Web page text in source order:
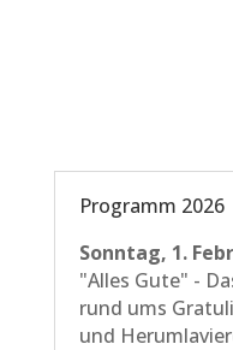
Programm 2026
Sonntag, 1.
"Alles Gute" -
rund ums
und